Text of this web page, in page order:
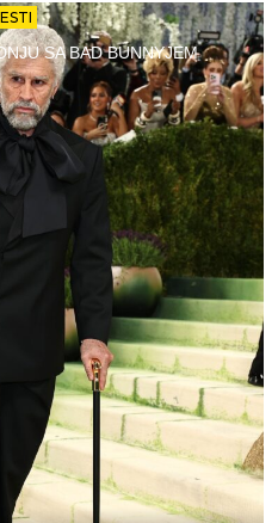
SA BAD BUNNYJEM